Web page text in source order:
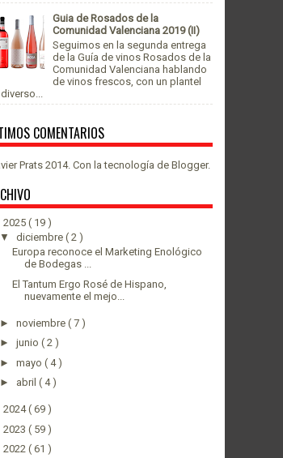
Guia de Rosados de la
Comunidad Valenciana 2019 (II)
Seguimos en la segunda entrega
de la Guía de vinos Rosados de la
Comunidad Valenciana hablando
de vinos frescos, con un plantel
COMENTARIOS
Prats 2014. Con la tecnología deBlogger.
2025 ( 19 )
▼ diciembre ( 2 )
Europa reconoce el Marketing Enológico
de Bodegas ...
El Tantum Ergo Rosé de Hispano,
nuevamente el mejo...
► noviembre ( 7 )
► junio ( 2 )
► mayo ( 4 )
► abril ( 4 )
2024( 69 )
2023 ( 59 )
2022 ( 61 )